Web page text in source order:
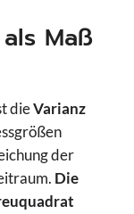
Maß
dieVarianz
der
Die